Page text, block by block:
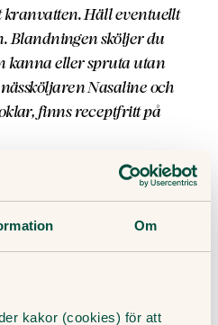
Om
kakor (cookies) för att
Häll eventuellt
Blandningen sköljer du
kanna eller spruta utan
Nasaline och
finns receptfritt på
nyhetsbrev!
och granskat av